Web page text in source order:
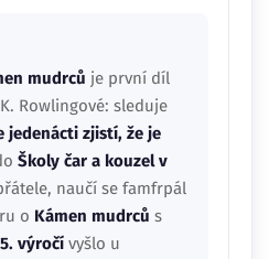
mudrců je první díl
Rowlingové: sleduje
jedenácti zjistí, že je
Školy čar a kouzel v
naučí se famfrpál
o Kámen mudrců s
výročí vyšlo u